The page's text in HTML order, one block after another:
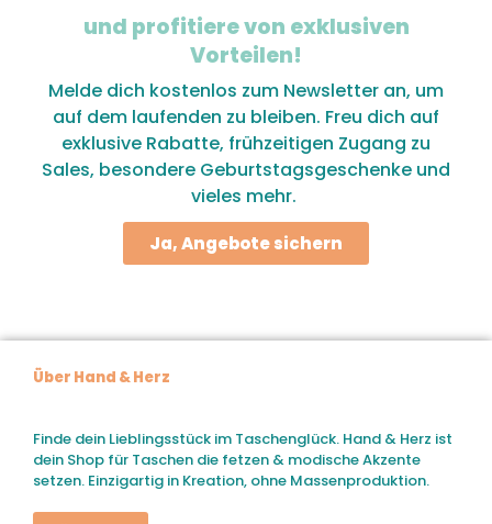
und profitiere von exklusiven
Vorteilen!
Melde dich kostenlos zum Newsletter an, um
auf dem laufenden zu bleiben. Freu dich auf
exklusive Rabatte, frühzeitigen Zugang zu
Sales, besondere Geburtstagsgeschenke und
vieles mehr.
Ja, Angebote sichern
Über Hand & Herz
Finde dein Lieblingsstück im Taschenglück. Hand & Herz ist
dein Shop für Taschen die fetzen & modische Akzente
setzen. Einzigartig in Kreation, ohne Massenproduktion.